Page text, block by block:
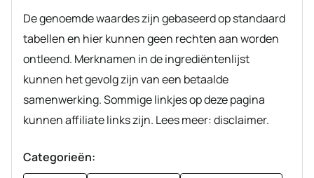
De genoemde waardes zijn gebaseerd op standaard
tabellen en hier kunnen geen rechten aan worden
ontleend. Merknamen in de ingrediëntenlijst
kunnen het gevolg zijn van een betaalde
samenwerking. Sommige linkjes op deze pagina
kunnen affiliate links zijn. Lees meer: disclaimer.
Categorieën: